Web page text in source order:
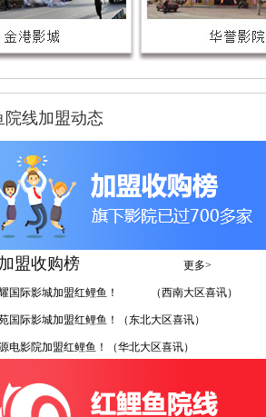
院线加盟动态
盟收购榜 更多>
国际影城加盟红鲤鱼！ （西南大区喜讯）
国际影城加盟红鲤鱼！（东北大区喜讯）
电影院加盟红鲤鱼！（华北大区喜讯）